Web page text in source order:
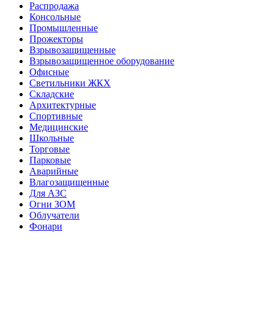
Распродажа
Консольные
Промышленные
Прожекторы
Взрывозащищенные
Взрывозащищенное оборудование
Офисные
Cветильники ЖКХ
Складские
Архитектурные
Спортивные
Медицинские
Школьные
Торговые
Парковые
Аварийные
Влагозащищенные
Для АЗС
Огни ЗОМ
Облучатели
Фонари